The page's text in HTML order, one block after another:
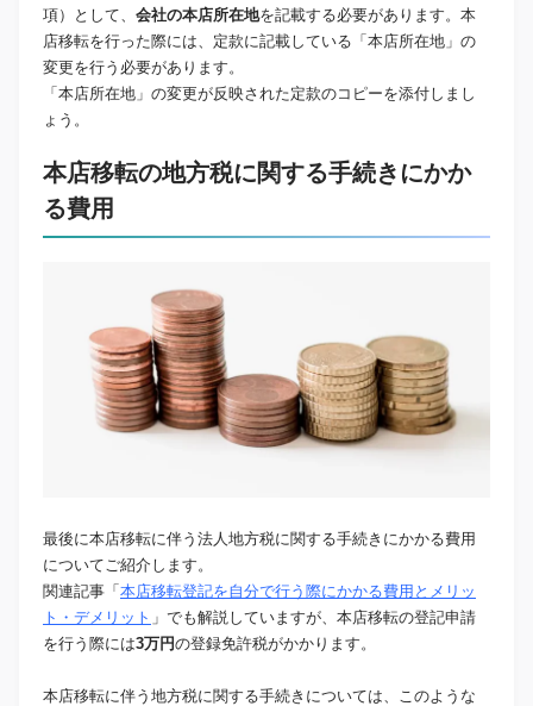
項）として、 会社の本店所在地を記載する必要があります。本
店移転を行った際には、定款に記載している「本店所在地」の
変更を行う必要があります。
「本店所在地」の変更が反映された定款のコピーを添付しまし
ょう。
本店移転の地方税に関する手続きにかか
る費用
最後に本店移転に伴う法人地方税に関する手続きにかかる費用
についてご紹介します。
関連記事「本店移転登記を自分で行う際にかかる費用とメリッ
ト・デメリット 」でも解説していますが、本店移転の登記申請
を行う際には3万円の登録免許税がかかります。
本店移転に伴う地方税に関する手続きについては、このような